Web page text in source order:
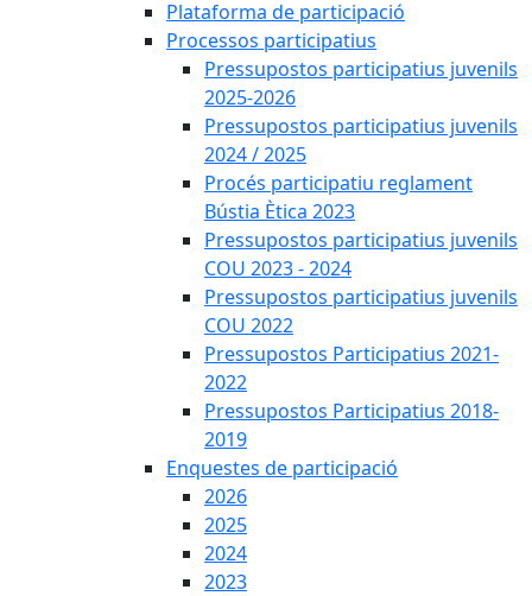
Plataforma de participació
Processos participatius
Pressupostos participatius juvenils
2025-2026
Pressupostos participatius juvenils
2024 / 2025
Procés participatiu reglament
Bústia Ètica 2023
Pressupostos participatius juvenils
COU 2023 - 2024
Pressupostos participatius juvenils
COU 2022
Pressupostos Participatius 2021-
2022
Pressupostos Participatius 2018-
2019
Enquestes de participació
2026
2025
2024
2023